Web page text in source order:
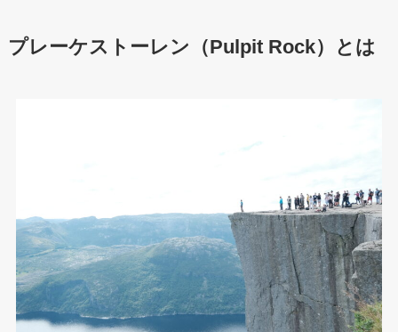
プレーケストーレン（Pulpit Rock） とは